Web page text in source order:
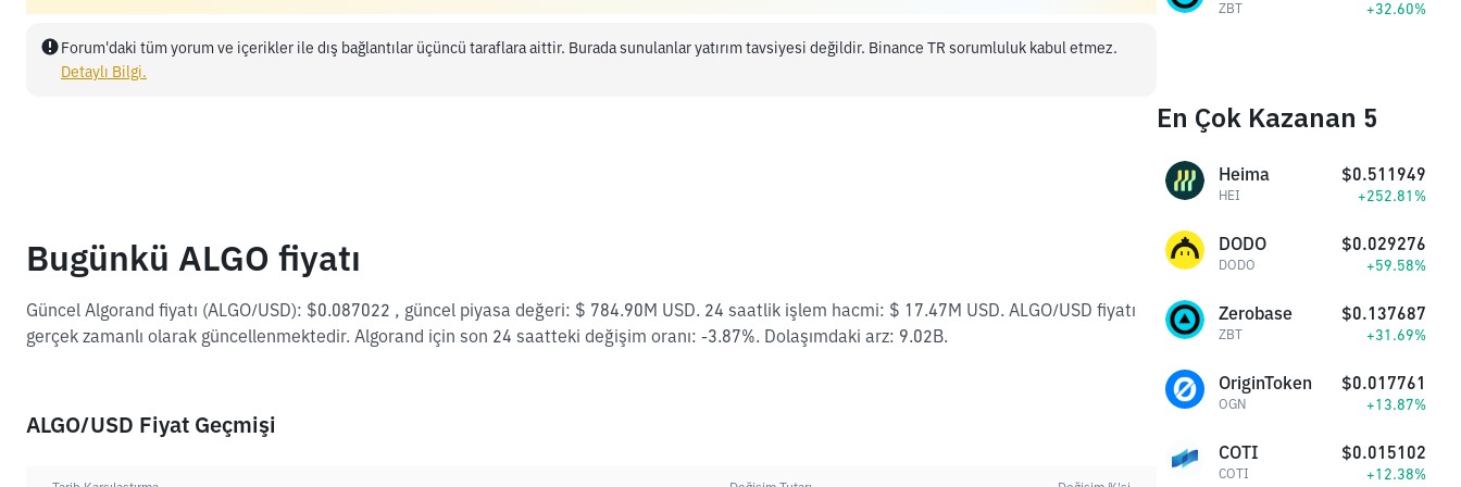
Forum'daki tüm yorum ve içerikler ile dış bağlantılar üçüncü taraflara aittir. Burada sunulanlar yatırım tavsiyesi değildir. Binance TR sorumluluk kabul etmez.
Detaylı Bilgi.
Bugünkü ALGO fiyatı
Güncel Algorand fiyatı (ALGO/USD): $0.087022 , güncel piyasa değeri: $ 784.90M USD. 24 saatlik işlem hacmi: $ 17.47M USD. ALGO/USD fiyatı
gerçek zamanlı olarak güncellenmektedir. Algorand için son 24 saatteki değişim oranı: -3.87%. Dolaşımdaki arz: 9.02B.
ALGO/USD Fiyat Geçmişi
ZBT +32.60%
En Çok Kazanan 5
Heima
HEI
$0.511949
+252.81%
DODO
DODO
$0.029276
+59.58%
Zerobase
ZBT
$0.137687
+31.69%
OriginToken
OGN
$0.017761
+13.87%
COTI
COTI
$0.015102
+12.38%